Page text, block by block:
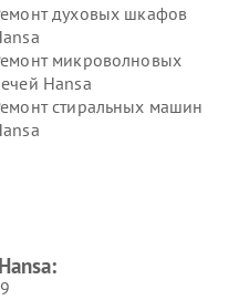
духовых шкафов
микроволновых
Hansa
стиральных машин